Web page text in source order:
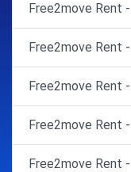
Free2move Rent -
Free2move Rent -
Free2move Rent -
Free2move Rent -
Free2move Rent -